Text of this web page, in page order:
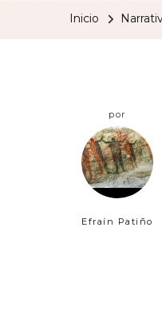
Inicio
por
Efraín Patiño